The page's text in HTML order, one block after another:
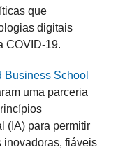
que
digitais
COVID-19.
Business School
uma parceria
(IA) para permitir
inovadoras, fiáveis